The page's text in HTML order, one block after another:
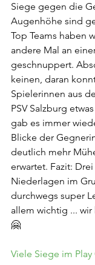
Siege gegen die
Augenhöhe sind
Top Teams haben
andere Mal an
geschnuppert.
keinen, daran
Spielerinnen aus
PSV Salzburg
gab es immer
Blicke der
deutlich mehr
erwartet. Fazit:
Niederlagen im
durchwegs super
allem wichtig ...
🤗
Viele Siege im